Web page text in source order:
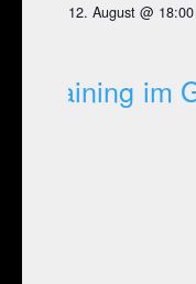
12. August @ 18:00